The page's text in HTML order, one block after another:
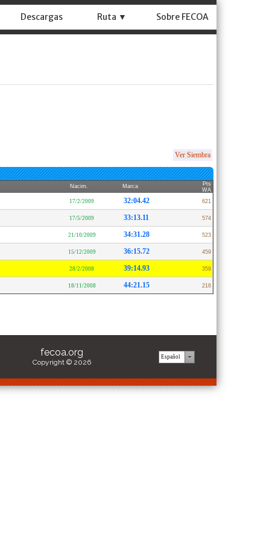
Descargas Ruta ▼ Sobre FECOA
Ver Siembra
Nacim. Marca
Pts
WA
17/2/2009 32:04.42 621
17/5/2009 33:13.11 574
21/10/2009 34:31.28 523
15/12/2009 36:15.72 459
28/2/2008 39:14.93 359
18/11/2008 44:21.15 216
fecoa.org
Copyright © 2026